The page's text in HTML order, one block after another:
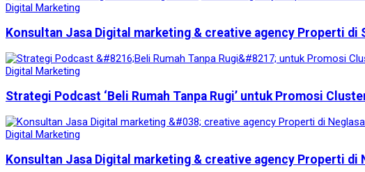
Digital Marketing
Konsultan Jasa Digital marketing & creative agency Properti di
Digital Marketing
Strategi Podcast ‘Beli Rumah Tanpa Rugi’ untuk Promosi
Digital Marketing
Konsultan Jasa Digital marketing & creative agency Properti di